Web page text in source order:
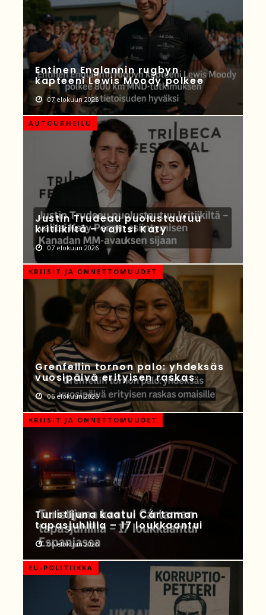
Entinen Englannin rugbyn
kapteeni Lewis Moody polkee
07 elokuun 2026
AUTOURHEILU
Justin Trudeau puolustautuu
kritiikiltä – valitsi Katy
07 elokuun 2026
KRIISIT JA ONNETTOMUUDET
Grenfellin tornon palo: yhdeksäs
vuosipäivä erityisen raskas
06 elokuun 2026
KRIISIT JA ONNETTOMUUDET
Turistijuna kaatui Cártaman
tapasjuhlilla – 17 loukkaantui
06 elokuun 2026
EU-POLITIIKKA